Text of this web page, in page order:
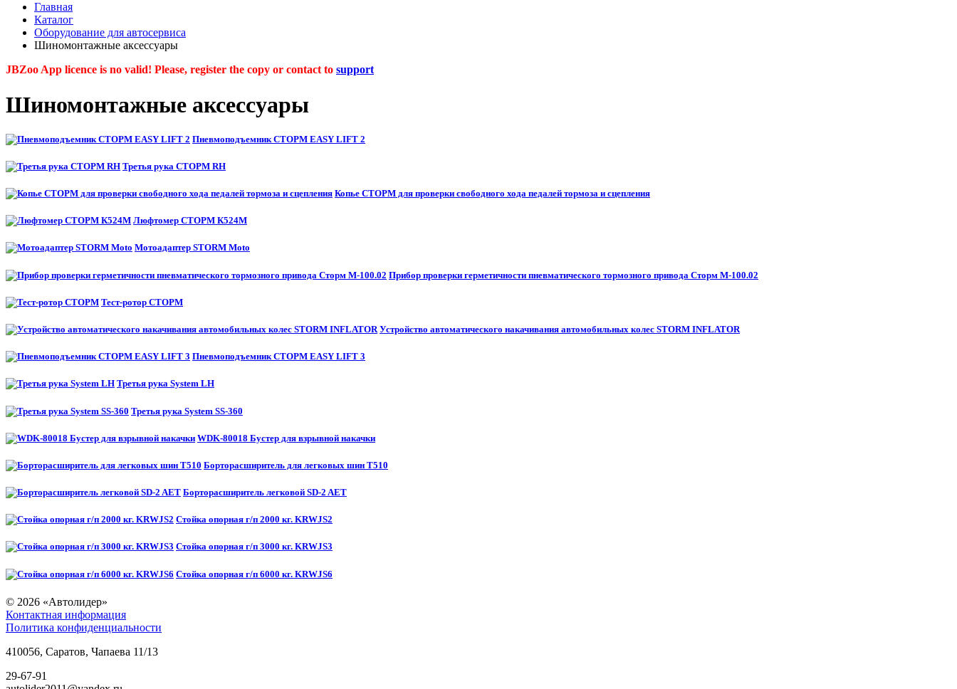
Главная
Каталог
Оборудование для автосервиса
Шиномонтажные аксессуары
JBZoo App licence is no valid! Please, register the copy or contact to support
Шиномонтажные аксессуары
Пневмоподъемник СТОРМ EASY LIFT 2
Третья рука СТОРМ RH
Копье СТОРМ для проверки свободного хода педалей тормоза и сцепления
Люфтомер СТОРМ К524М
Мотоадаптер STORM Moto
Прибор проверки герметичности пневматического тормозного привода Сторм М-100.02
Тест-ротор СТОРМ
Устройство автоматического накачивания автомобильных колес STORM INFLATOR
Пневмоподъемник СТОРМ EASY LIFT 3
Третья рука System LH
Третья рука System SS-360
WDK-80018 Бустер для взрывной накачки
Борторасширитель для легковых шин T510
Борторасширитель легковой SD-2 AET
Стойка опорная г/п 2000 кг. KRWJS2
Стойка опорная г/п 3000 кг. KRWJS3
Стойка опорная г/п 6000 кг. KRWJS6
© 2026 «Автолидер»
Контактная информация
Политика конфиденциальности
410056, Саратов, Чапаева 11/13
29-67-91